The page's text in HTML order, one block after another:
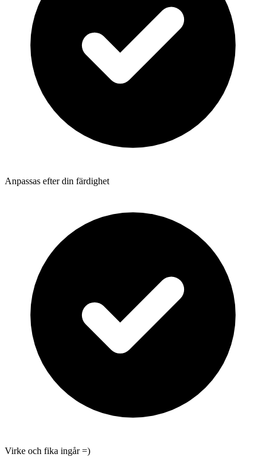
Anpassas efter din färdighet
Virke och fika ingår =)